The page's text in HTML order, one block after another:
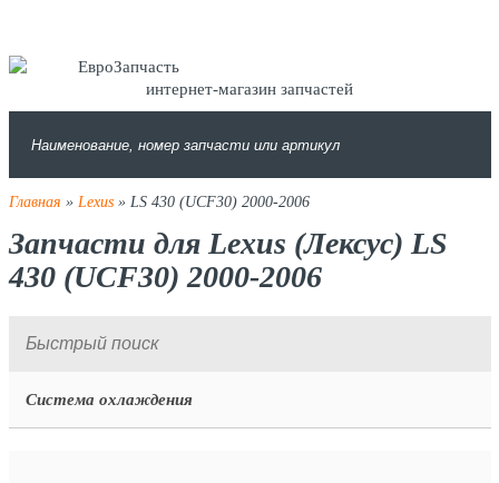
интернет-магазин запчастей
Главная » Lexus» LS 430 (UCF30) 2000-2006
Запчасти для Lexus (Лексус) LS
430 (UCF30) 2000-2006
Система охлаждения